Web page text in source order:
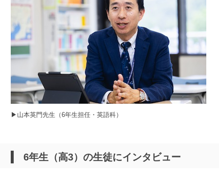
▶︎山本英門先生（6年生担任・英語科）
6年生（高3）の生徒にインタビュー